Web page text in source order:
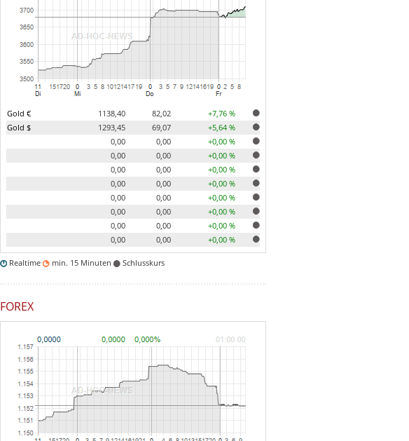
Gold € 1138,40 82,02
+7,76 %
Gold $
1293,45 69,07
+5,64 %
0,00
0,00
+0,00 %
0,00
0,00
+0,00 %
0,00
0,00
+0,00 %
0,00
0,00
+0,00 %
0,00
0,00
+0,00 %
0,00
0,00
+0,00 %
0,00
0,00
+0,00 %
0,00
0,00 +0,00 %
Realtime min. 15 Minuten Schlusskurs
FOREX